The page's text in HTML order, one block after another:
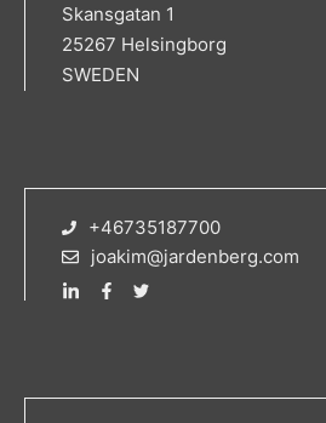
Skansgatan 1
25267 Helsingborg
SWEDEN
+46735187700
joakim@jardenberg.com